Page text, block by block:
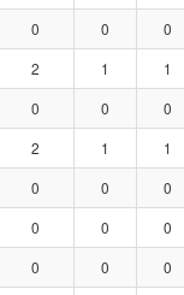
0 0 0
2 1 1
0 0 0
2 1 1
0 0 0
0 0 0
0 0 0